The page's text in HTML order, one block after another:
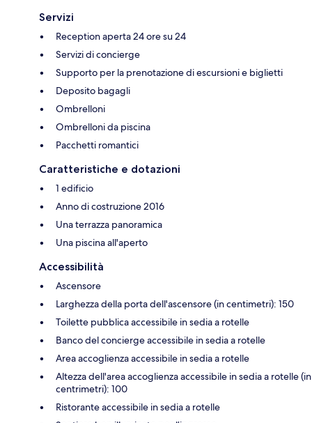
Servizi
Reception aperta 24 ore su 24
Servizi di concierge
Supporto per la prenotazione di escursioni e biglietti
Deposito bagagli
Ombrelloni
Ombrelloni da piscina
Pacchetti romantici
Caratteristiche e dotazioni
1 edificio
Anno di costruzione 2016
Una terrazza panoramica
Una piscina all'aperto
Accessibilità
Ascensore
Larghezza della porta dell'ascensore (in centimetri): 150
Toilette pubblica accessibile in sedia a rotelle
Banco del concierge accessibile in sedia a rotelle
Area accoglienza accessibile in sedia a rotelle
Altezza dell'area accoglienza accessibile in sedia a rotelle (in
centrimetri): 100
Ristorante accessibile in sedia a rotelle